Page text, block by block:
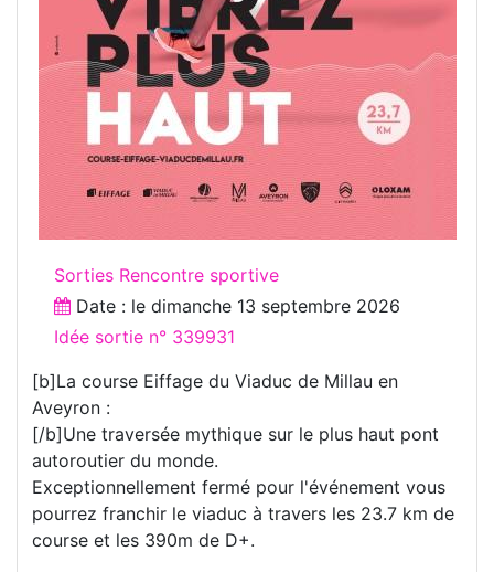
Sorties Rencontre sportive
Date : le dimanche 13 septembre 2026
Idée sortie n° 339931
[b]La course Eiffage du Viaduc de Millau en
Aveyron :
[/b]Une traversée mythique sur le plus haut pont
autoroutier du monde.
Exceptionnellement fermé pour l'événement vous
pourrez franchir le viaduc à travers les 23.7 km de
course et les 390m de D+.